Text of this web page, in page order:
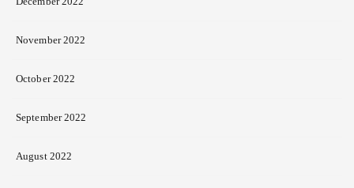
November 2022
October 2022
September 2022
August 2022